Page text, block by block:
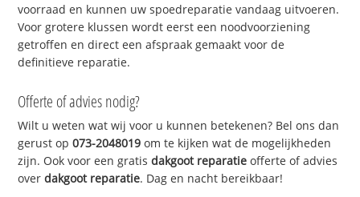
voorraad en kunnen uw spoedreparatie vandaag uitvoeren.
Voor grotere klussen wordt eerst een noodvoorziening
getroffen en direct een afspraak gemaakt voor de
definitieve reparatie.
Offerte of advies nodig?
Wilt u weten wat wij voor u kunnen betekenen? Bel ons dan
gerust op073-2048019 om te kijken wat de mogelijkheden
zijn. Ook voor een gratisdakgoot reparatie offerte of advies
overdakgoot reparatie. Dag en nacht bereikbaar!